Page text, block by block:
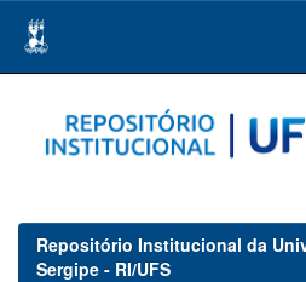
navigation
Repositório Institucional da
Sergipe - RI/UFS